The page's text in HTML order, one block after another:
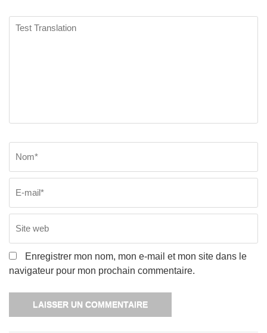
Test
Enregistrer mon nom, mon e-mail et mon site dans le
navigateur pour mon prochain commentaire.